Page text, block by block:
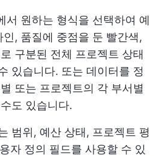
서 원하는 형식을 선택하여 예
, 품질에 중점을 둔 빨간색,
구분된 전체 프로젝트 상태
있습니다. 또는 데이터를 정
또는 프로젝트의 각 부서별
도 있습니다.
범위, 예산 상태, 프로젝트 평
자 정의 필드를 사용할 수 있